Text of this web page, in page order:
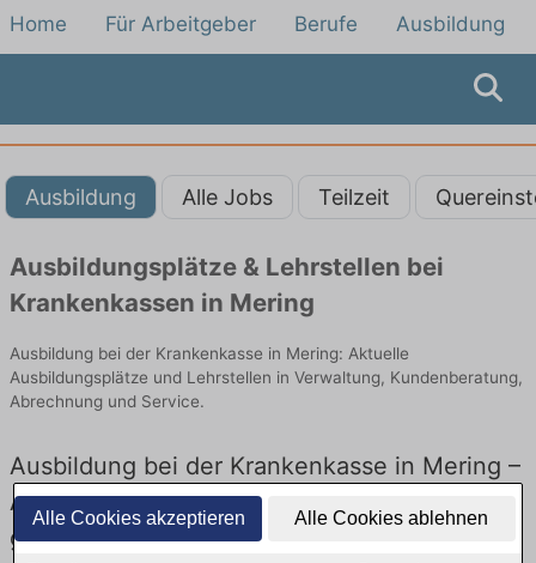
Alle Cookies akzeptieren Alle Cookies ablehnen
Home Für Arbeitgeber Berufe Ausbildung
Ausbildung Alle Jobs Teilzeit
Ausbildungsplätze & Lehrstellen bei
Krankenkassen in Mering
Ausbildung bei der Krankenkasse in Mering: Aktuelle
Ausbildungsplätze und Lehrstellen in Verwaltung, Kundenberatung,
Abrechnung und Service.
Ausbildung bei der Krankenkasse in Mering –
Ausbildungsplätze und Lehrstellen: Aktuell
gibt es keine Stellenangebote für Ausbildung